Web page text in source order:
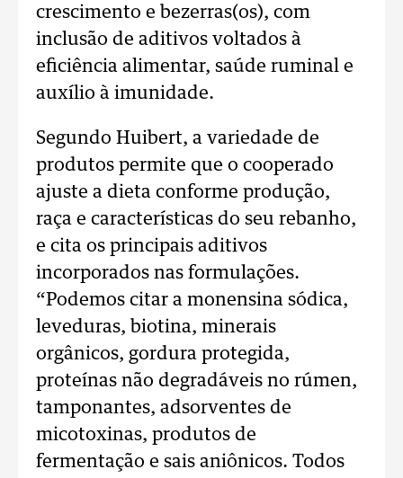
crescimento e bezerras(os), com
inclusão de aditivos voltados à
eficiência alimentar, saúde ruminal e
auxílio à imunidade.
Segundo Huibert, a variedade de
produtos permite que o cooperado
ajuste a dieta conforme produção,
raça e características do seu rebanho,
e cita os principais aditivos
incorporados nas formulações.
“Podemos citar a monensina sódica,
leveduras, biotina, minerais
orgânicos, gordura protegida,
proteínas não degradáveis no rúmen,
tamponantes, adsorventes de
micotoxinas, produtos de
fermentação e sais aniônicos. Todos